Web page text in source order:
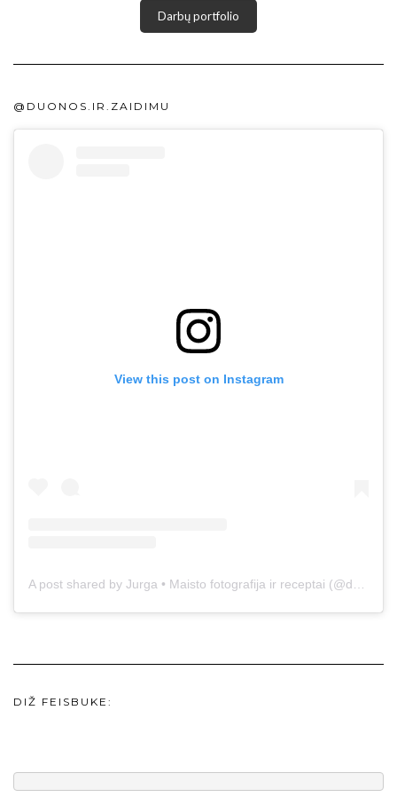
Darbų portfolio
@DUONOS.IR.ZAIDIMU
View this post on Instagram
DIŽ FEISBUKE: